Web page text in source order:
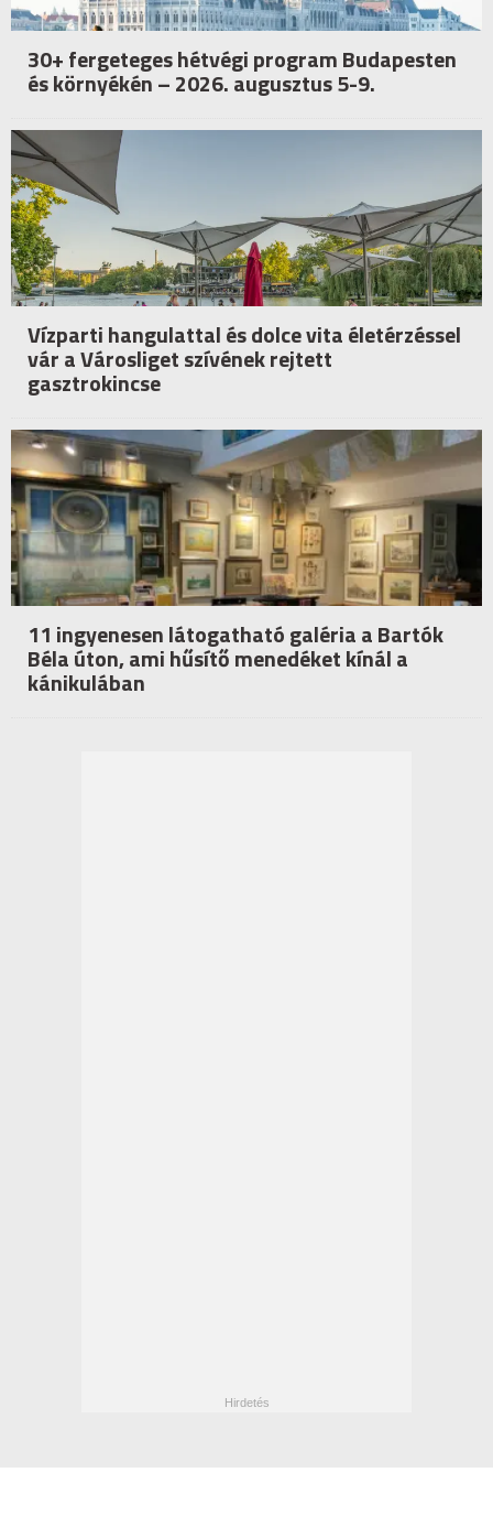
30+ fergeteges hétvégi program Budapesten
és környékén – 2026. augusztus 5-9.
Vízparti hangulattal és dolce vita életérzéssel
vár a Városliget szívének rejtett
gasztrokincse
11 ingyenesen látogatható galéria a Bartók
Béla úton, ami hűsítő menedéket kínál a
kánikulában